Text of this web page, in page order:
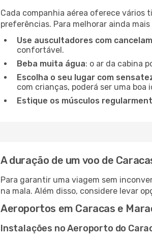
Cada companhia aérea oferece vários
preferências. Para melhorar ainda
Use auscultadores com
confortável.
Beba muita água: o ar da cabina
Escolha o seu lugar com
com crianças, poderá ser uma boa
Estique os músculos
A duração de um voo de
Para garantir uma viagem sem
na mala. Além disso, considere levar
Aeroportos em Caracas e
Instalações no Aeroporto do